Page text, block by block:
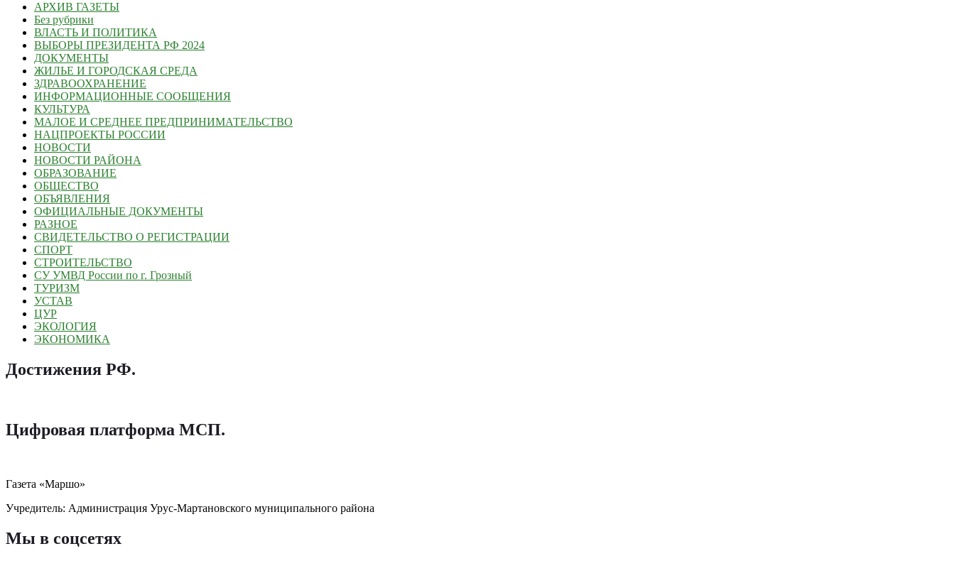
АРХИВ ГАЗЕТЫ
Без рубрики
ВЛАСТЬ И ПОЛИТИКА
ВЫБОРЫ ПРЕЗИДЕНТА РФ 2024
ДОКУМЕНТЫ
ЖИЛЬЕ И ГОРОДСКАЯ СРЕДА
ЗДРАВООХРАНЕНИЕ
ИНФОРМАЦИОННЫЕ СООБЩЕНИЯ
КУЛЬТУРА
МАЛОЕ И СРЕДНЕЕ ПРЕДПРИНИМАТЕЛЬСТВО
НАЦПРОЕКТЫ РОССИИ
НОВОСТИ
НОВОСТИ РАЙОНА
ОБРАЗОВАНИЕ
ОБЩЕСТВО
ОБЪЯВЛЕНИЯ
ОФИЦИАЛЬНЫЕ ДОКУМЕНТЫ
РАЗНОЕ
СВИДЕТЕЛЬСТВО О РЕГИСТРАЦИИ
СПОРТ
СТРОИТЕЛЬСТВО
СУ УМВД России по г. Грозный
ТУРИЗМ
УСТАВ
ЦУР
ЭКОЛОГИЯ
ЭКОНОМИКА
Достижения РФ.
Цифровая платформа МСП.
Газета «Маршо»
Учредитель: Администрация Урус-Мартановского муниципального района
Мы в соцсетях